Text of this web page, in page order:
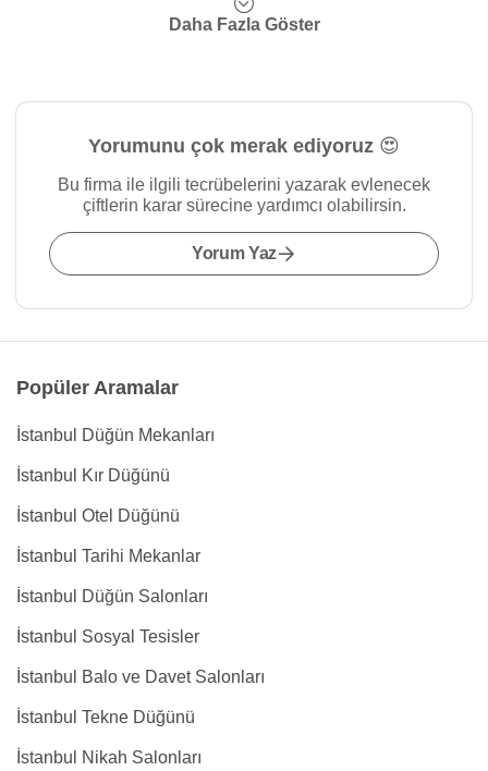
Daha Fazla Göster
Yorumunu çok merak ediyoruz 😍
Bu firma ile ilgili tecrübelerini yazarak evlenecek
çiftlerin karar sürecine yardımcı olabilirsin.
Yorum Yaz
Popüler Aramalar
İstanbul Düğün Mekanları
İstanbul Kır Düğünü
İstanbul Otel Düğünü
İstanbul Tarihi Mekanlar
İstanbul Düğün Salonları
İstanbul Sosyal Tesisler
İstanbul Balo ve Davet Salonları
İstanbul Tekne Düğünü
İstanbul Nikah Salonları